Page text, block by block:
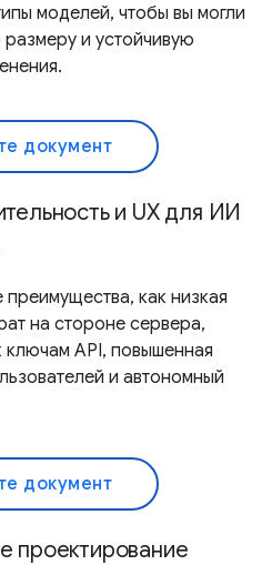
моделей, чтобы вы могли
и устойчивую
документ
и UX для ИИ
как низкая
на стороне сервера,
ключам API, повышенная
и автономный
документ
проектирование